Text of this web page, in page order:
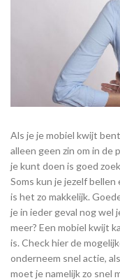
Als je je mobiel kwijt
alleen geen zin om in
je kunt doen is goed
Soms kun je jezelf
is het zo makkelijk.
je in ieder geval nog wel
meer? Een mobiel kwijt
is. Check hier de
onderneem snel actie,
moet je namelijk zo snel